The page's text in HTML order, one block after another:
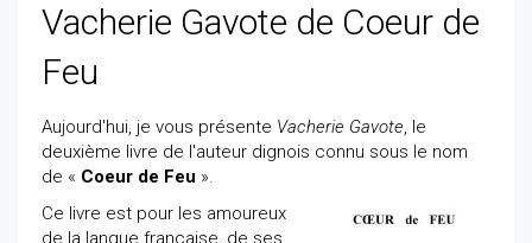
Vacherie Gavote de Coeur de
Feu
Aujourd'hui, je vous présente Vacherie Gavote, le
deuxième livre de l'auteur dignois connu sous le nom
de « Coeur de Feu ».
Ce livre est pour les amoureux
de la langue française, de ses